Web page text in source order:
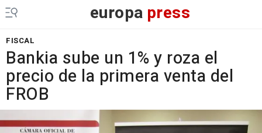
europa press
FISCAL
Bankia sube un 1% y roza el
precio de la primera venta del
FROB